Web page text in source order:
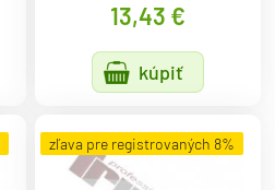
13,43 €
kúpiť
zľava pre registrovaných 8%